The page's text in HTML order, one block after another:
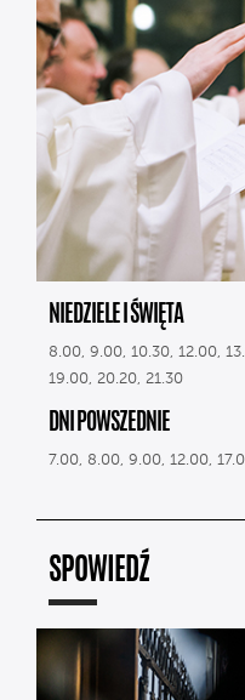
NIEDZIELE I ŚWIĘTA
8.00, 9.00, 10.30, 12.00,
19.00, 20.20, 21.30
DNI POWSZEDNIE
7.00, 8.00, 9.00, 12.00,
SPOWIEDŹ